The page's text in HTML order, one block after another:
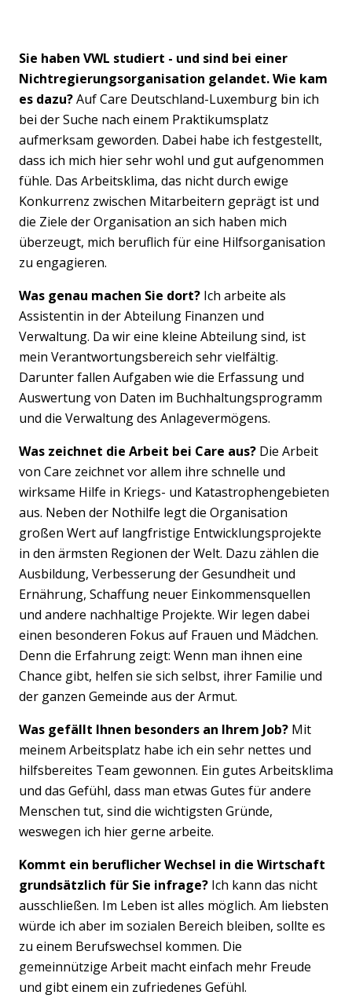
Previous
Sie haben VWL studiert - und sind bei einer
Nichtregierungsorganisation gelandet. Wie kam
es dazu?Auf Care Deutschland-Luxemburg bin ich
bei der Suche nach einem Praktikumsplatz
aufmerksam geworden. Dabei habe ich festgestellt,
dass ich mich hier sehr wohl und gut aufgenommen
fühle. Das Arbeitsklima, das nicht durch ewige
Konkurrenz zwischen Mitarbeitern geprägt ist und
die Ziele der Organisation an sich haben mich
überzeugt, mich beruflich für eine Hilfsorganisation
zu engagieren.
Was genau machen Sie dort? Ich arbeite als
Assistentin in der Abteilung Finanzen und
Verwaltung. Da wir eine kleine Abteilung sind, ist
mein Verantwortungsbereich sehr vielfältig.
Darunter fallen Aufgaben wie die Erfassung und
Auswertung von Daten im Buchhaltungsprogramm
und die Verwaltung des Anlagevermögens.
Was zeichnet die Arbeit bei Care aus? Die Arbeit
von Care zeichnet vor allem ihre schnelle und
wirksame Hilfe in Kriegs- und Katastrophengebieten
aus. Neben der Nothilfe legt die Organisation
großen Wert auf langfristige Entwicklungsprojekte
in den ärmsten Regionen der Welt. Dazu zählen die
Ausbildung, Verbesserung der Gesundheit und
Ernährung, Schaffung neuer Einkommensquellen
und andere nachhaltige Projekte. Wir legen dabei
einen besonderen Fokus auf Frauen und Mädchen.
Denn die Erfahrung zeigt: Wenn man ihnen eine
Chance gibt, helfen sie sich selbst, ihrer Familie und
der ganzen Gemeinde aus der Armut.
Was gefällt Ihnen besonders an Ihrem Job? Mit
meinem Arbeitsplatz habe ich ein sehr nettes und
hilfsbereites Team gewonnen. Ein gutes Arbeitsklima
und das Gefühl, dass man etwas Gutes für andere
Menschen tut, sind die wichtigsten Gründe,
weswegen ich hier gerne arbeite.
Kommt ein beruflicher Wechsel in die Wirtschaft
grundsätzlich für Sie infrage? Ich kann das nicht
ausschließen. Im Leben ist alles möglich. Am liebsten
würde ich aber im sozialen Bereich bleiben, sollte es
zu einem Berufswechsel kommen. Die
gemeinnützige Arbeit macht einfach mehr Freude
und gibt einem ein zufriedenes Gefühl.